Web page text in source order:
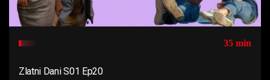
35 min
Zlatni Dani S01 Ep20